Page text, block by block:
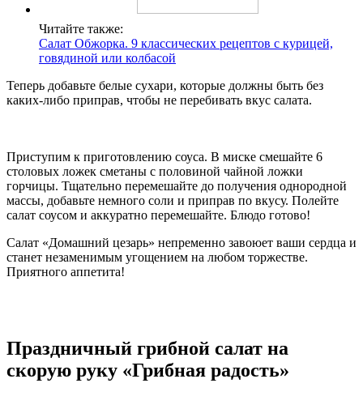
Читайте также:
Салат Обжорка. 9 классических рецептов с курицей,
говядиной или колбасой
Теперь добавьте белые сухари, которые должны быть без
каких-либо приправ, чтобы не перебивать вкус салата.
Приступим к приготовлению соуса. В миске смешайте 6
столовых ложек сметаны с половиной чайной ложки
горчицы. Тщательно перемешайте до получения однородной
массы, добавьте немного соли и приправ по вкусу. Полейте
салат соусом и аккуратно перемешайте. Блюдо готово!
Салат «Домашний цезарь» непременно завоюет ваши сердца и
станет незаменимым угощением на любом торжестве.
Приятного аппетита!
Праздничный грибной салат на
скорую руку «Грибная радость»